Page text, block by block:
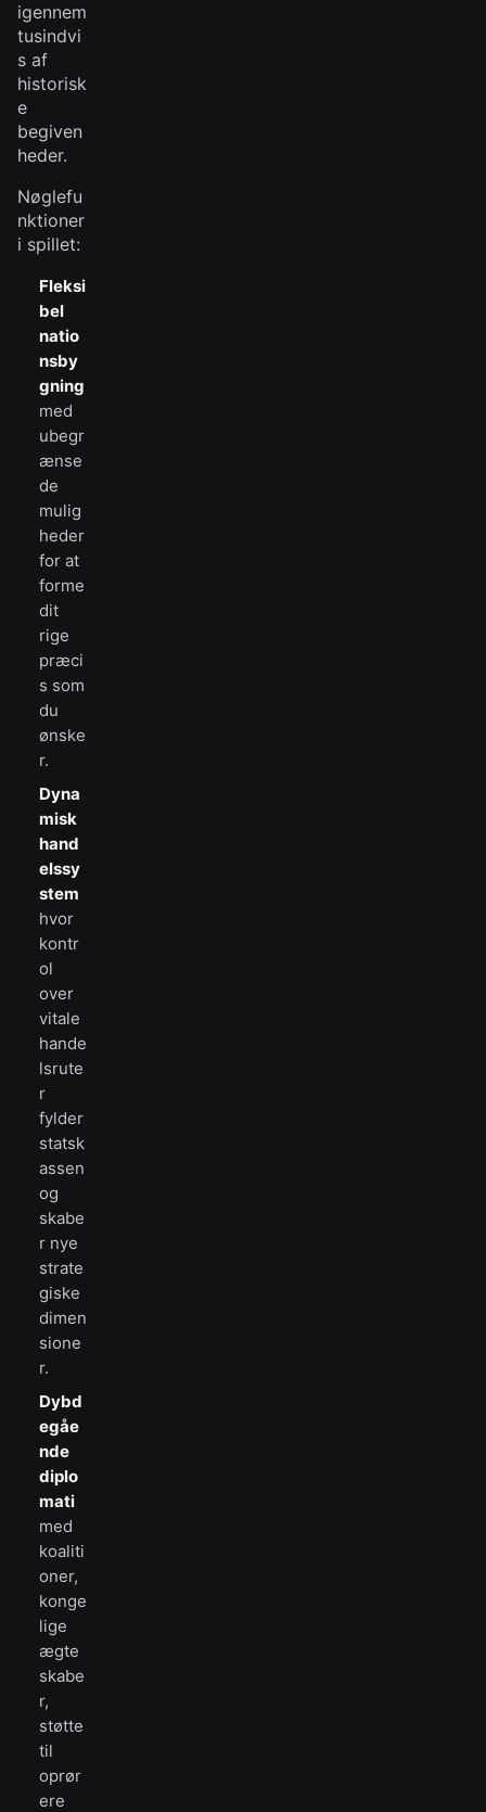
igennem
tusindvi
s af
historisk
e
begiven
heder.
Nøglefu
nktioner
i spillet:
Fleksi
bel
natio
nsby
gning
med
ubegr
ænse
de
mulig
heder
for at
forme
dit
rige
præci
s som
du
ønske
r.
Dyna
misk
hand
elssy
stem
hvor
kontr
ol
over
vitale
hande
lsrute
r
fylder
statsk
assen
og
skabe
r nye
strate
giske
dimen
sione
r.
Dybd
egåe
nde
diplo
mati
med
koaliti
oner,
konge
lige
ægte
skabe
r,
støtte
til
oprør
ere